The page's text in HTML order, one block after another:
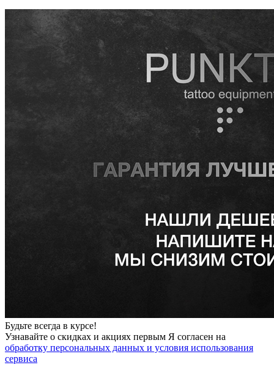
Будьте всегда в курсе!
Узнавайте о скидках и акциях первым Я согласен на
обработку персональных данных и условия использования
сервиса